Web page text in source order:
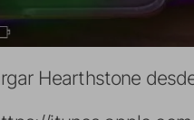
Hearthstone